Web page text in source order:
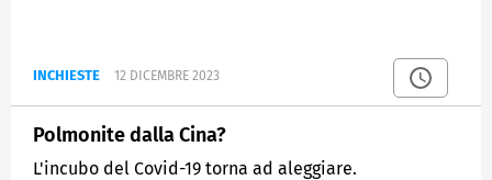
INCHIESTE 12 DICEMBRE 2023
Polmonite dalla Cina?
L'incubo del Covid-19 torna ad aleggiare.